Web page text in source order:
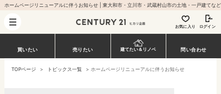
ホームペ
お気に入り ログイン
買いたい 売りたい 建てたい＆リノベ 問い合わせ
TOPページ > トピックス一覧 > ホームページリニューアルに伴うお知らせ